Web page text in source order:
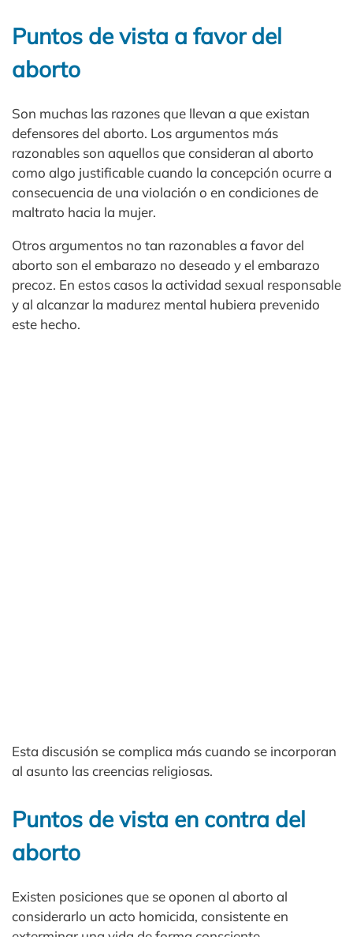
Puntos de vista a favor del
aborto
Son muchas las razones que llevan a que existan
defensores del aborto. Los argumentos más
razonables son aquellos que consideran al aborto
como algo justificable cuando la concepción ocurre a
consecuencia de una violación o en condiciones de
maltrato hacia la mujer.
Otros argumentos no tan razonables a favor del
aborto son el embarazo no deseado y el embarazo
precoz. En estos casos la actividad sexual responsable
y al alcanzar la madurez mental hubiera prevenido
este hecho.
Esta discusión se complica más cuando se incorporan
al asunto las creencias religiosas.
Puntos de vista en contra del
aborto
Existen posiciones que se oponen al aborto al
considerarlo un acto homicida, consistente en